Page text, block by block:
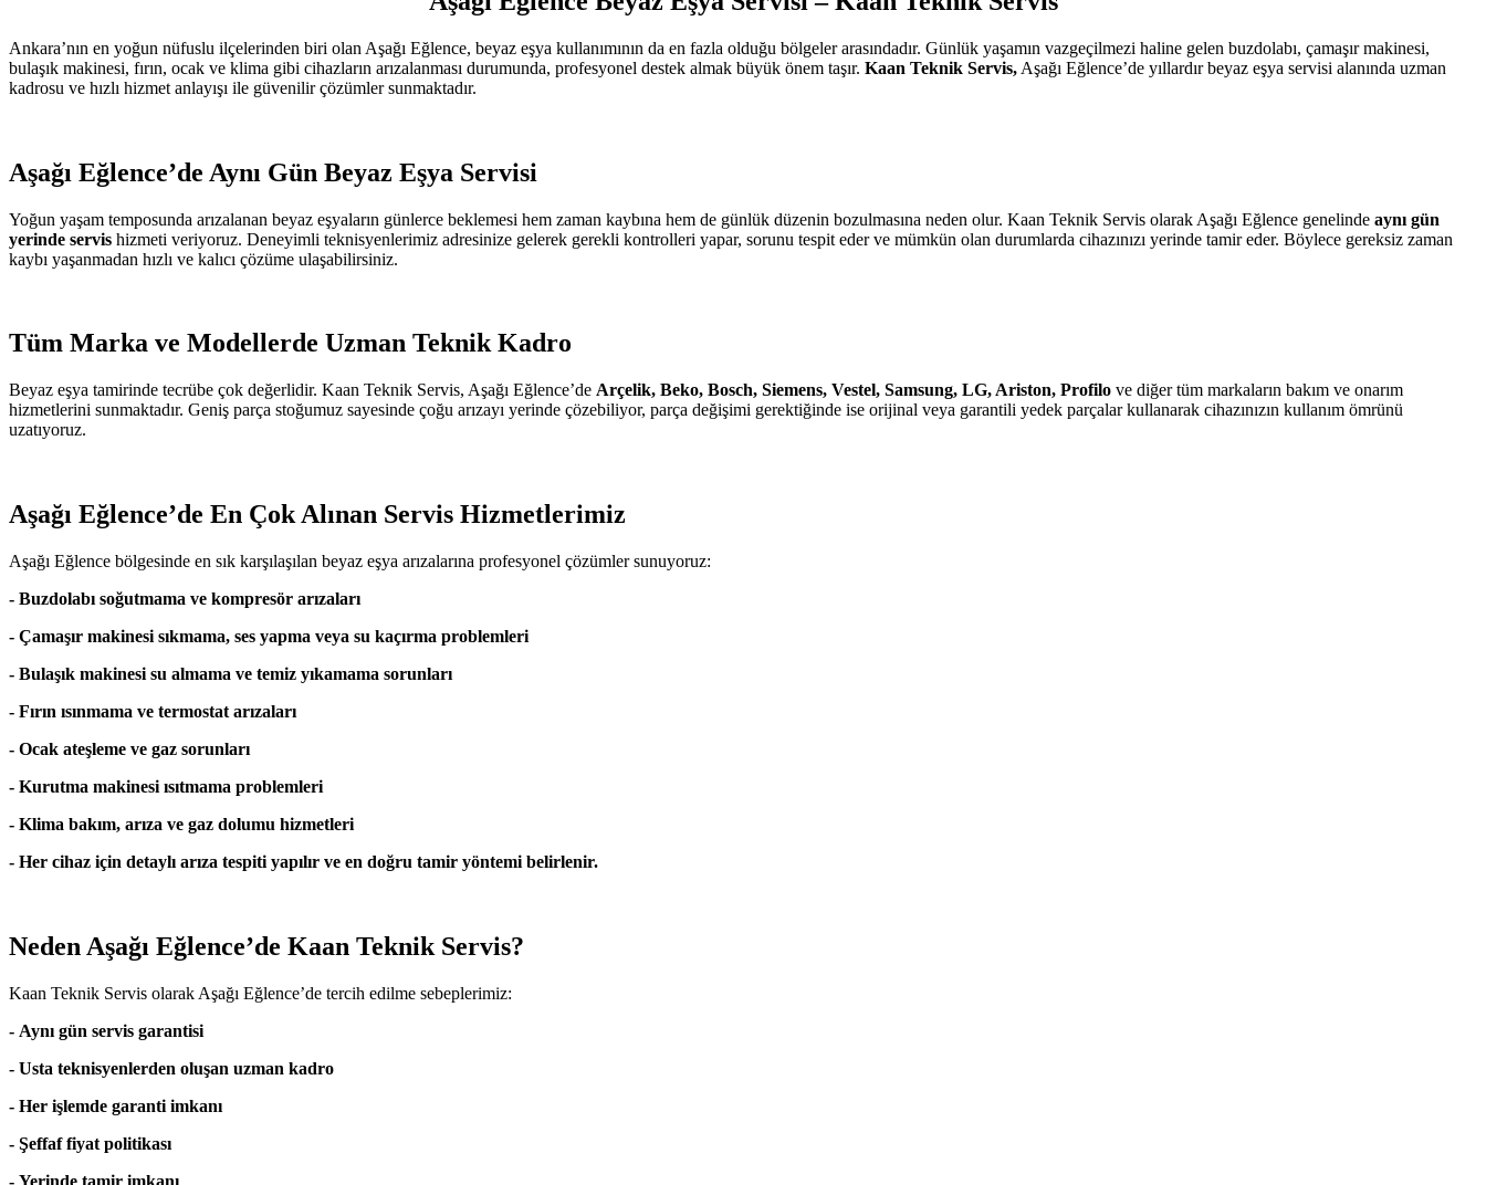
Ankara’nın en yoğun nüfuslu ilçelerinden biri olan Aşağı Eğlence, beyaz eşya kullanımının da en fazla olduğu bölgeler arasındadır. Günlük yaşamın vazgeçilmezi haline gelen buzdolabı, çamaşır makinesi,
bulaşık makinesi, fırın, ocak ve klima gibi cihazların arızalanması durumunda, profesyonel destek almak büyük önem taşır. Kaan Teknik Servis, Aşağı Eğlence’de yıllardır beyaz eşya servisi alanında uzman
kadrosu ve hızlı hizmet anlayışı ile güvenilir çözümler sunmaktadır.
Aşağı Eğlence’de Aynı Gün Beyaz Eşya Servisi
Yoğun yaşam temposunda arızalanan beyaz eşyaların günlerce beklemesi hem zaman kaybına hem de günlük düzenin bozulmasına neden olur. Kaan Teknik Servis olarak Aşağı Eğlence genelinde aynı gün
yerinde servis hizmeti veriyoruz. Deneyimli teknisyenlerimiz adresinize gelerek gerekli kontrolleri yapar, sorunu tespit eder ve mümkün olan durumlarda cihazınızı yerinde tamir eder. Böylece gereksiz zaman
kaybı yaşanmadan hızlı ve kalıcı çözüme ulaşabilirsiniz.
Tüm Marka ve Modellerde Uzman Teknik Kadro
Beyaz eşya tamirinde tecrübe çok değerlidir. Kaan Teknik Servis, Aşağı Eğlence’de Arçelik, Beko, Bosch, Siemens, Vestel, Samsung, LG, Ariston, Profilo ve diğer tüm markaların bakım ve onarım
hizmetlerini sunmaktadır. Geniş parça stoğumuz sayesinde çoğu arızayı yerinde çözebiliyor, parça değişimi gerektiğinde ise orijinal veya garantili yedek parçalar kullanarak cihazınızın kullanım ömrünü
uzatıyoruz.
Aşağı Eğlence’de En Çok Alınan Servis Hizmetlerimiz
Aşağı Eğlence bölgesinde en sık karşılaşılan beyaz eşya arızalarına profesyonel çözümler sunuyoruz:
- Buzdolabı soğutmama ve kompresör arızaları
- Çamaşır makinesi sıkmama, ses yapma veya su kaçırma problemleri
- Bulaşık makinesi su almama ve temiz yıkamama sorunları
- Fırın ısınmama ve termostat arızaları
- Ocak ateşleme ve gaz sorunları
- Kurutma makinesi ısıtmama problemleri
- Klima bakım, arıza ve gaz dolumu hizmetleri
- Her cihaz için detaylı arıza tespiti yapılır ve en doğru tamir yöntemi belirlenir.
Neden Aşağı Eğlence’de Kaan Teknik Servis?
Kaan Teknik Servis olarak Aşağı Eğlence’de tercih edilme sebeplerimiz:
- Aynı gün servis garantisi
- Usta teknisyenlerden oluşan uzman kadro
- Her işlemde garanti imkanı
- Şeffaf fiyat politikası
- Yerinde tamir imkanı